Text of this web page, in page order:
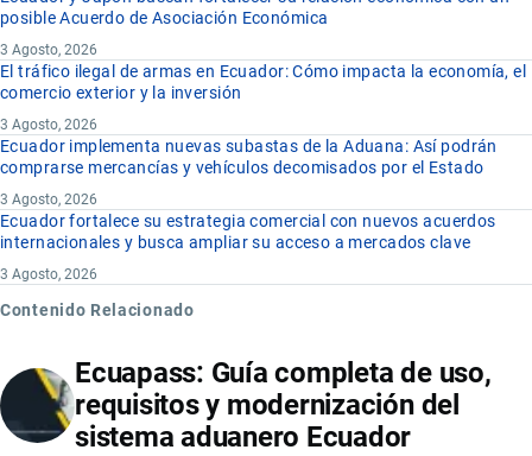
posible Acuerdo de Asociación Económica
3 Agosto, 2026
El tráfico ilegal de armas en Ecuador: Cómo impacta la economía, el
comercio exterior y la inversión
3 Agosto, 2026
Ecuador implementa nuevas subastas de la Aduana: Así podrán
comprarse mercancías y vehículos decomisados por el Estado
3 Agosto, 2026
Ecuador fortalece su estrategia comercial con nuevos acuerdos
internacionales y busca ampliar su acceso a mercados clave
3 Agosto, 2026
Contenido Relacionado
Ecuapass: Guía completa de uso,
requisitos y modernización del
sistema aduanero Ecuador